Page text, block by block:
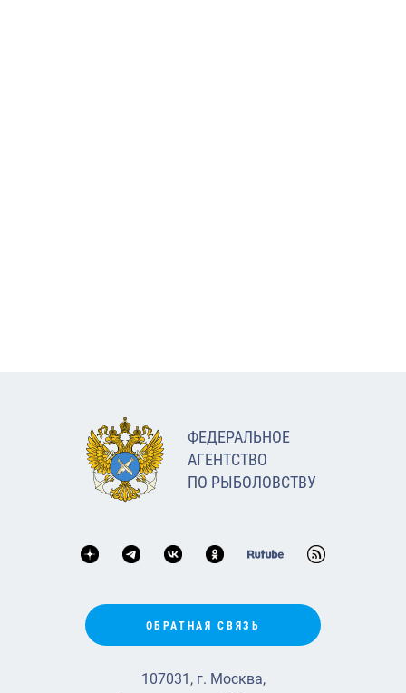
ФЕДЕРАЛЬНОЕ
АГЕНТСТВО
ПО РЫБОЛОВСТВУ
ОБРАТНАЯ СВЯЗЬ
107031, г. Москва,